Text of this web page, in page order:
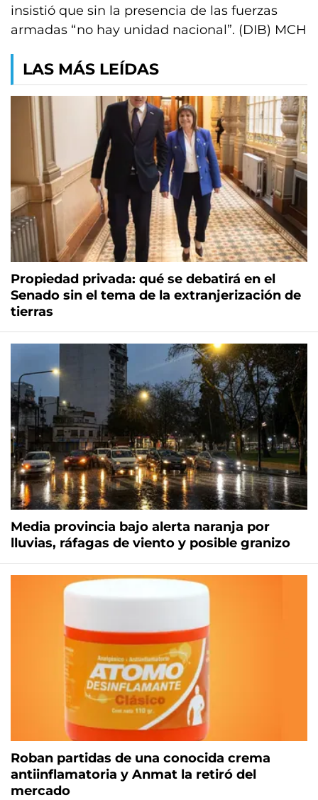
insistió que sin la presencia de las fuerzas
armadas “no hay unidad nacional”. (DIB) MCH
LAS MÁS LEÍDAS
Propiedad privada: qué se debatirá en el
Senado sin el tema de la extranjerización de
tierras
Media provincia bajo alerta naranja por
lluvias, ráfagas de viento y posible granizo
Roban partidas de una conocida crema
antiinflamatoria y Anmat la retiró del
mercado